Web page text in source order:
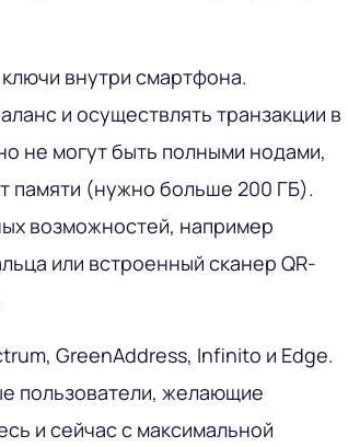
внутри смартфона.
и осуществлять транзакции в
не могут быть полными нодами,
памяти (нужно больше 200 ГБ).
возможностей, например
или встроенный сканер QR-
GreenAddress, Infinito и Edge.
пользователи, желающие
и сейчас с максимальной